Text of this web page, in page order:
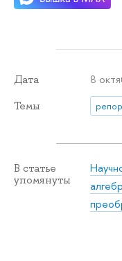
Дата 8
Темы
В статье
упомянуты